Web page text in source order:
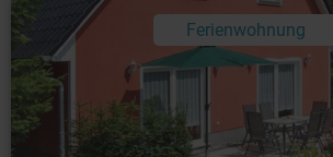
Ferienwohnung